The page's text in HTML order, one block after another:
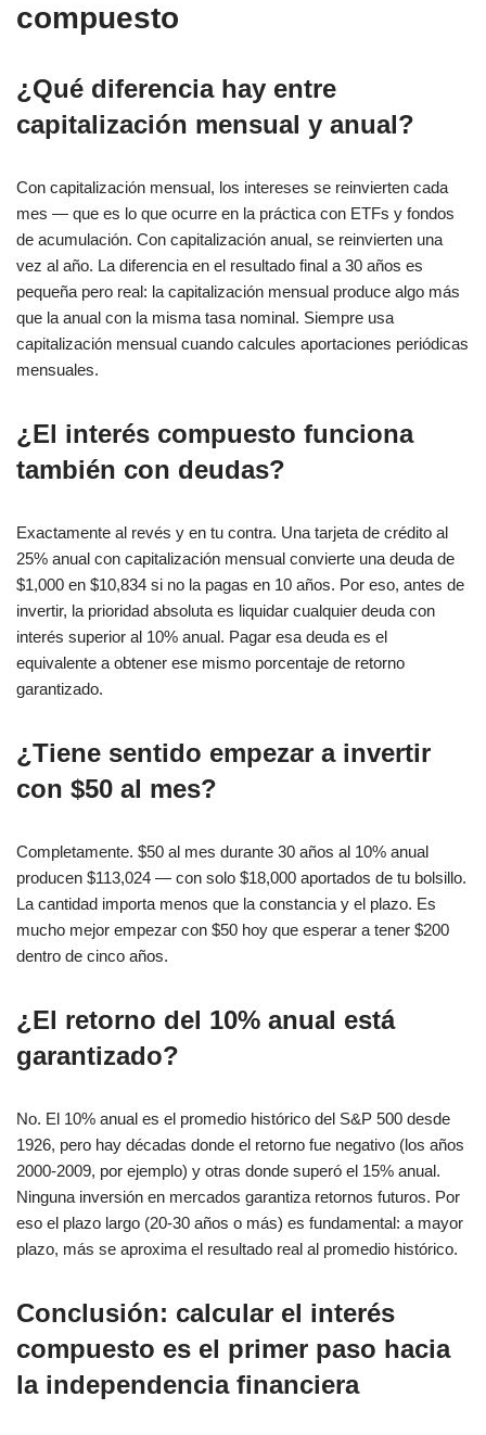
compuesto
¿Qué diferencia hay entre
capitalización mensual y anual?
Con capitalización mensual, los intereses se reinvierten cada
mes — que es lo que ocurre en la práctica con ETFs y fondos
de acumulación. Con capitalización anual, se reinvierten una
vez al año. La diferencia en el resultado final a 30 años es
pequeña pero real: la capitalización mensual produce algo más
que la anual con la misma tasa nominal. Siempre usa
capitalización mensual cuando calcules aportaciones periódicas
mensuales.
¿El interés compuesto funciona
también con deudas?
Exactamente al revés y en tu contra. Una tarjeta de crédito al
25% anual con capitalización mensual convierte una deuda de
$1,000 en $10,834 si no la pagas en 10 años. Por eso, antes de
invertir, la prioridad absoluta es liquidar cualquier deuda con
interés superior al 10% anual. Pagar esa deuda es el
equivalente a obtener ese mismo porcentaje de retorno
garantizado.
¿Tiene sentido empezar a invertir
con $50 al mes?
Completamente. $50 al mes durante 30 años al 10% anual
producen $113,024 — con solo $18,000 aportados de tu bolsillo.
La cantidad importa menos que la constancia y el plazo. Es
mucho mejor empezar con $50 hoy que esperar a tener $200
dentro de cinco años.
¿El retorno del 10% anual está
garantizado?
No. El 10% anual es el promedio histórico del S&P 500 desde
1926, pero hay décadas donde el retorno fue negativo (los años
2000-2009, por ejemplo) y otras donde superó el 15% anual.
Ninguna inversión en mercados garantiza retornos futuros. Por
eso el plazo largo (20-30 años o más) es fundamental: a mayor
plazo, más se aproxima el resultado real al promedio histórico.
Conclusión: calcular el interés
compuesto es el primer paso hacia
la independencia financiera